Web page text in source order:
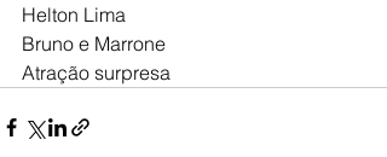
Helton Lima
Bruno e Marrone
Atração surpresa